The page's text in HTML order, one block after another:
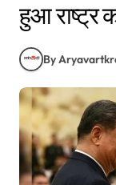
हुआ राष्ट्र
By